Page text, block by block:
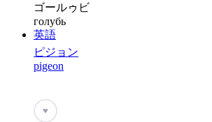
ゴールゥビ
голубь
英語
ピジョン
pigeon
♥